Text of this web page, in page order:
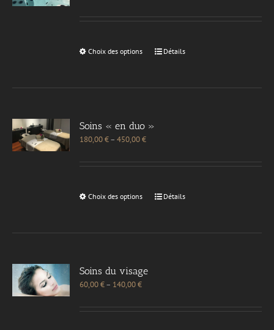
Choix des options Détails
Soins « en duo »
180,00€–450,00€
Choix des options Détails
Soins du visage
60,00€– 140,00€